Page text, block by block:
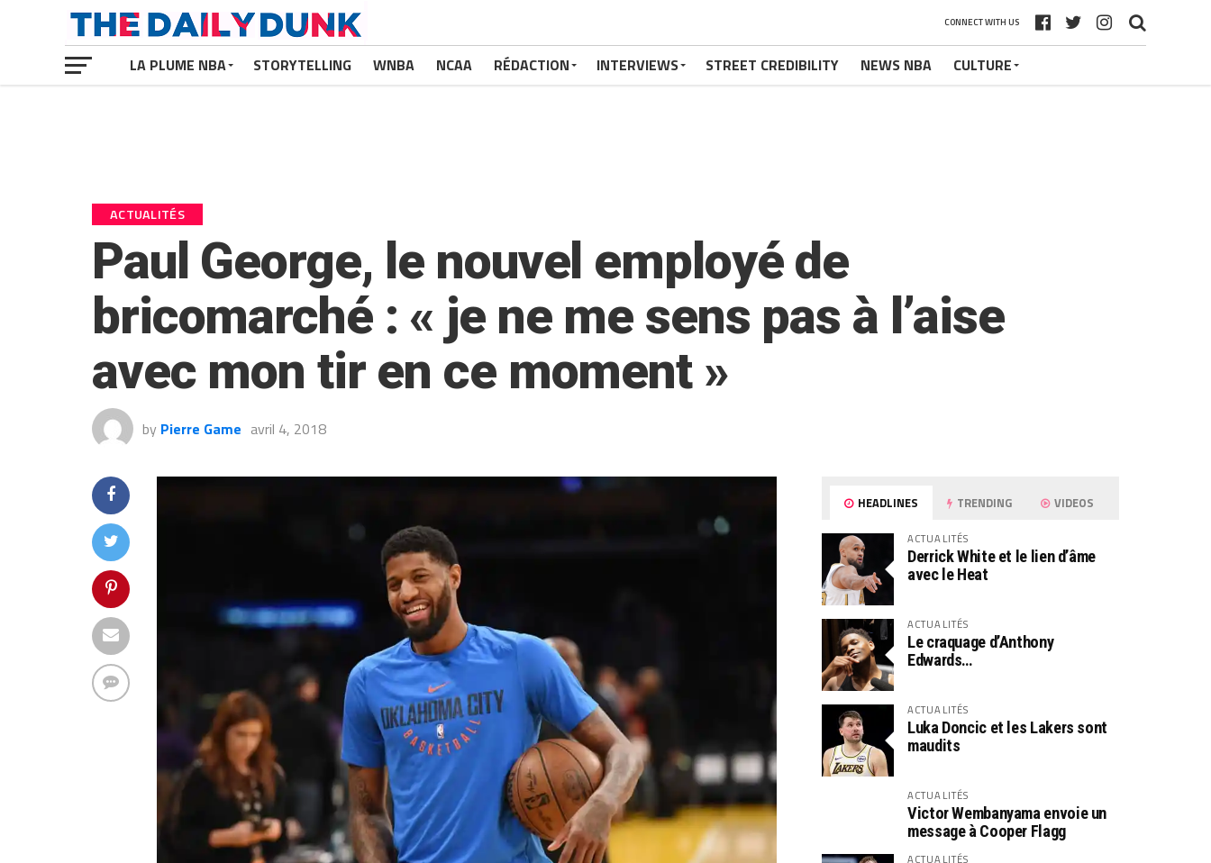
CONNECT WITH US
LA PLUME NBA STORYTELLING WNBA NCAA RÉDACTION INTERVIEWS STREET CREDIBILITY NEWS NBA CULTURE
ACTUALITÉS
Paul George, le nouvel employé de
bricomarché : « je ne me sens pas à l’aise
avec mon tir en ce moment »
by Pierre Game avril 4, 2018
HEADLINES TRENDING VIDEOS
ACTUALITÉS
Derrick White et le lien d’âme
avec le Heat
ACTUALITÉS
Le craquage d’Anthony
Edwards…
ACTUALITÉS
Luka Doncic et les Lakers sont
maudits
ACTUALITÉS
Victor Wembanyama envoie un
message à Cooper Flagg
ACTUALITÉS